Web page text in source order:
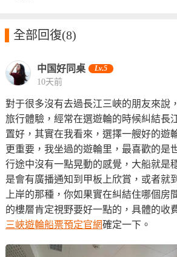
全部回復(8)
中国好同桌 Lv.5
10天前
對于很多沒有去過長江三峽的朋友來說
旅行體驗，經常在選遊輪的時候糾結長
置好，其實在我看來，選擇一艘好的遊
更重要，我坐過的遊輪里，最喜歡的是
行途中沒有一點晃動的感覺，大船就是
是會有廣播通知到甲板上欣賞，或者就
上岸的那種，你如果實在糾結住哪個房
的樓層肯定視野要好一點的，具體的收
三峽遊輪船票預定官網確定一下。